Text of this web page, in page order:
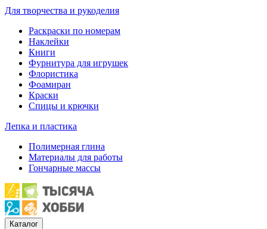
Для творчества и рукоделия
Раскраски по номерам
Наклейки
Книги
Фурнитура для игрушек
Флористика
Фоамиран
Краски
Спицы и крючки
Лепка и пластика
Полимерная глина
Материалы для работы
Гончарные массы
Каталог